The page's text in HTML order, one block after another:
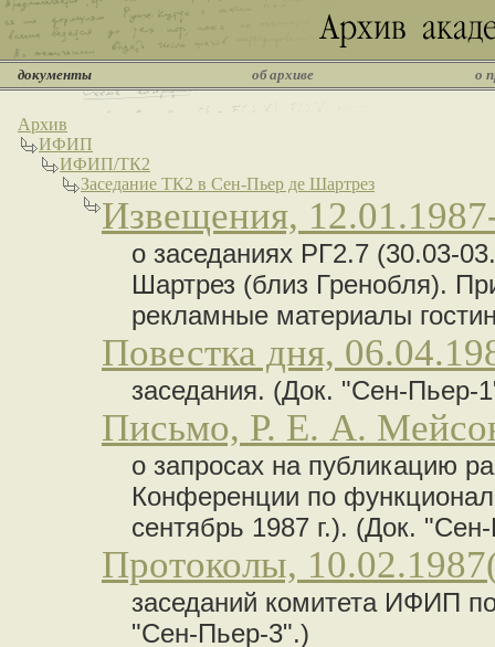
документы об архиве о
Архив
ИФИП
ИФИП/ТК2
Заседание ТК2 в Сен-Пьер де Шартрез
Извещения,
о заседаниях РГ2.7 (30.03-
Шартрез (близ Гренобля).
рекламные материалы
Повестка дня,
заседания. (Док. "Сен-Пьер-
Письмо, Р. Е. А.
о запросах на публикацию
Конференции по
сентябрь 1987 г.). (Док.
Протоколы,
заседаний комитета ИФИП
"Сен-Пьер-3".)